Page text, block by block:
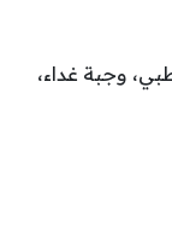
وجبة غداء،